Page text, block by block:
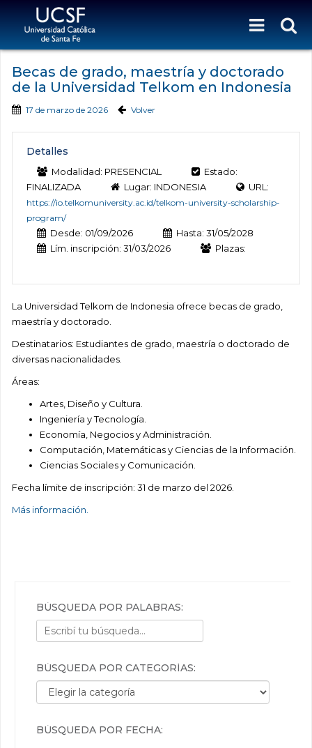
Becas de grado, maestría y doctorado
de la Universidad Telkom en Indonesia
17 de marzo de 2026 Volver
Detalles
Modalidad: PRESENCIAL
Estado:
FINALIZADA
Lugar: INDONESIA URL:
https://io.telkomuniversity.ac.id/telkom-university-scholarship-
program/
Desde: 01/09/2026
Hasta: 31/05/2028
Lím. inscripción: 31/03/2026
Plazas:
La Universidad Telkom de Indonesia ofrece becas de grado,
maestría y doctorado.
Destinatarios: Estudiantes de grado, maestría o doctorado de
diversas nacionalidades.
Áreas:
Artes, Diseño y Cultura.
Ingeniería y Tecnología.
Economía, Negocios y Administración.
Computación, Matemáticas y Ciencias de la Información.
Ciencias Sociales y Comunicación.
Fecha límite de inscripción: 31 de marzo del 2026.
Más información.
BÚSQUEDA POR PALABRAS:
BÚSQUEDA POR CATEGORÍAS:
Búsqueda por categorías:
BÚSQUEDA POR FECHA: